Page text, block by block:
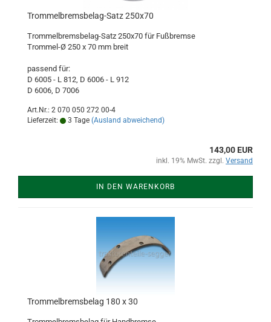
Trommelbremsbelag-Satz 250x70
Trommelbremsbelag-Satz 250x70 für Fußbremse
Trommel-Ø 250 x 70 mm breit
passend für:
D 6005 - L 812, D 6006 - L 912
D 6006, D 7006
Art.Nr.: 2 070 050 272 00-4
Lieferzeit:
3 Tage (Ausland abweichend)
143,00 EUR
inkl. 19% MwSt. zzgl. Versand
IN DEN WARENKORB
Trommelbremsbelag 180 x 30